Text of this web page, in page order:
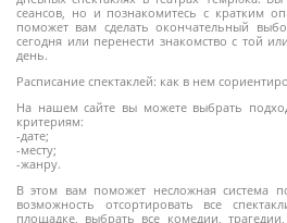
сеансов, но и познакомитесь с кратким
поможет вам сделать окончательный
сегодня или перенести знакомство с той
день.
Расписание спектаклей: как в нем
На нашем сайте вы можете выбрать
критериям:
-дате;
-месту;
-жанру.
В этом вам поможет несложная система
возможность отсортировать все
площадке, выбрать все комедии,